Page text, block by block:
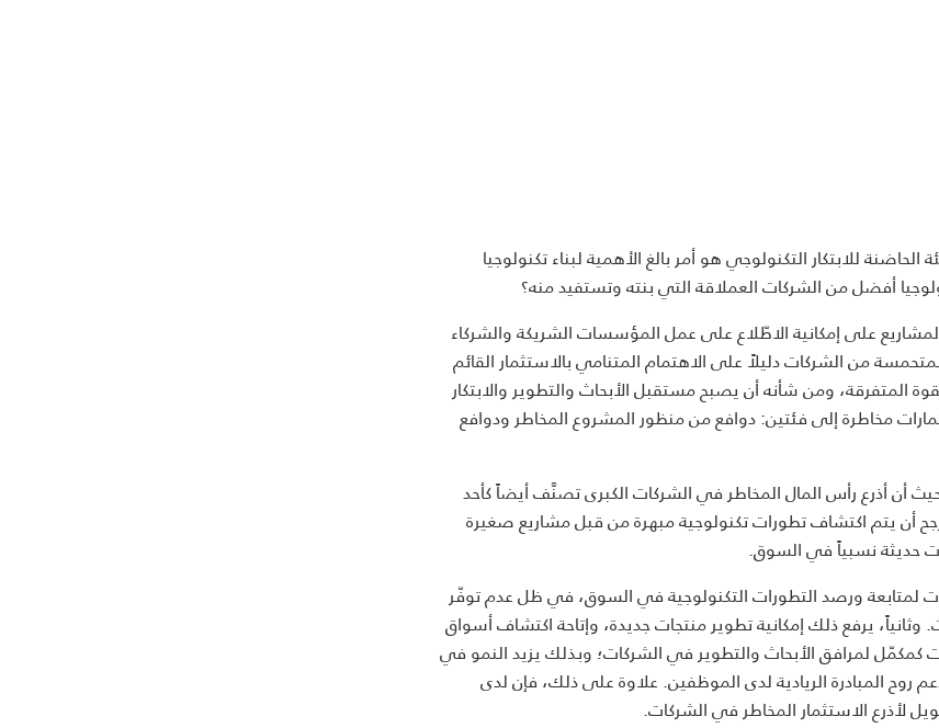
للابتكار التكنولوجي هو أمر بالغ الأهمية لبناء تكنولوجيا
أفضل من الشركات العملاقة التي بنته وتستفيد منه؟
على إمكانية الاطّلاع على عمل المؤسسات الشريكة والشركاء
من الشركات دليلاً على الاهتمام المتنامي بالاستثمار القائم
المتفرقة، ومن شأنه أن يصبح مستقبل الأبحاث والتطوير والابتكار
مخاطرة إلى فئتين: دوافع من منظور المشروع المخاطر ودوافع
أن أذرع رأس المال المخاطر في الشركات الكبرى تصنَّف أيضاً كأحد
أن يتم اكتشاف تطورات تكنولوجية مبهرة من قبل مشاريع صغيرة
حديثة نسبياً في السوق.
لمتابعة ورصد التطورات التكنولوجية في السوق، في ظل عدم توفّر
يرفع ذلك إمكانية تطوير منتجات جديدة، وإتاحة اكتشاف أسواق
كمكمّل لمرافق الأبحاث والتطوير في الشركات؛ وبذلك يزيد النمو في
روح المبادرة الريادية لدى الموظفين. علاوة على ذلك، فإن لدى
لأذرع الاستثمار المخاطر في الشركات.